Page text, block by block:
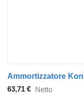
63,71 € Netto